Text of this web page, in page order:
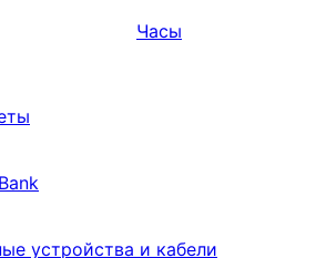
Часы
устройства и кабели